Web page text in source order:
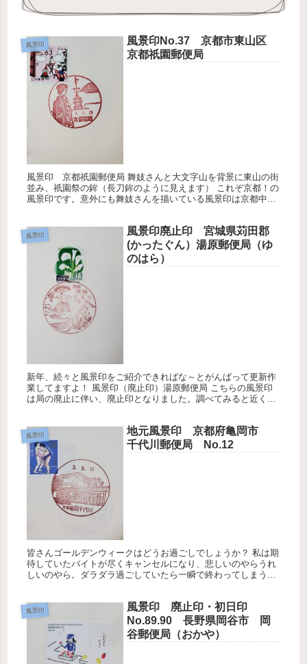
風景印
風景印No.37 京都市東山区
京都祇園郵便局
風景印 京都祇園郵便局 舞妓さんと大文字山を背景に東山の街
並み、祇園祭の鉾（長刀鉾のように見えます） これぞ京都！の
風景印です。意外にも舞妓さんを描いている風景印は京都中央
風景印
風景印廃止印 宮城県苅田郡
(かったぐん）湯原郵便局（ゆ
のはら）
新年、続々と風景印をご紹介できればな～とがんばって更新作
業してますよ！ 風景印（廃止印）湯原郵便局 こちらの風景印
は局の廃止に伴い、廃止印となりました。調べてみると近くに
風景印
地元風景印 京都府亀岡市
千代川郵便局 No.12
皆さんゴールデンウィークはどうお過ごしでしょうか？ 私は期
待していたバイトが尽くキャンセルになり、悲しいのやらうれ
しいのやら。ダラダラ過ごしていたら一瞬で終わってしまうゴ
風景印
風景印 廃止印・初日印
No.89.90 長野県岡谷市 岡
谷郵便局（おかや）